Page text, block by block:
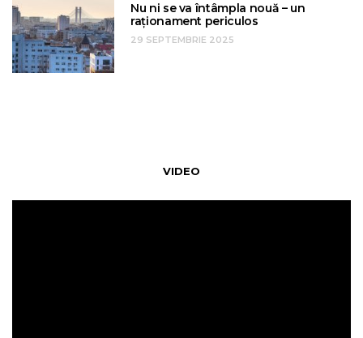
Nu ni se va întâmpla nouă – un
raționament periculos
29 SEPTEMBRIE 2025
VIDEO